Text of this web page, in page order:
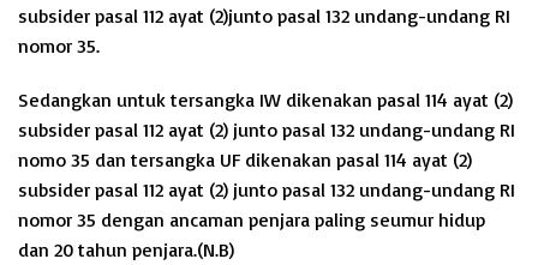
subsider pasal 112 ayat (2)junto pasal 132 undang-undang RI
nomor 35.
Sedangkan untuk tersangka IW dikenakan pasal 114 ayat (2)
subsider pasal 112 ayat (2) junto pasal 132 undang-undang RI
nomo 35 dan tersangka UF dikenakan pasal 114 ayat (2)
subsider pasal 112 ayat (2) junto pasal 132 undang-undang RI
nomor 35 dengan ancaman penjara paling seumur hidup
dan 20 tahun penjara.(N.B)